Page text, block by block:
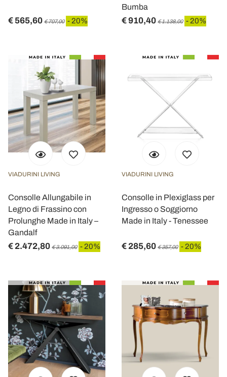
€ 565,60 € 707,00 - 20%
Bumba
€ 910,40 € 1.138,00 - 20%
VIADURINI LIVING
Consolle Allungabile in
Legno di Frassino con
Prolunghe Made in Italy –
Gandalf
€ 2.472,80 € 3.091,00 - 20%
VIADURINI LIVING
Consolle in Plexiglass per
Ingresso o Soggiorno
Made in Italy - Tenessee
€ 285,60 € 357,00 - 20%